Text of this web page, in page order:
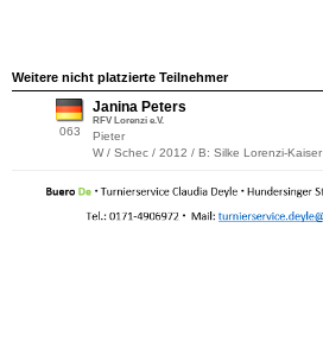
Weitere nicht platzierte Teilnehmer
063
Janina Peters
RFV Lorenzi e.V.
Pieter
W / Schec / 2012 / B: Silke Lorenzi-Kaiser